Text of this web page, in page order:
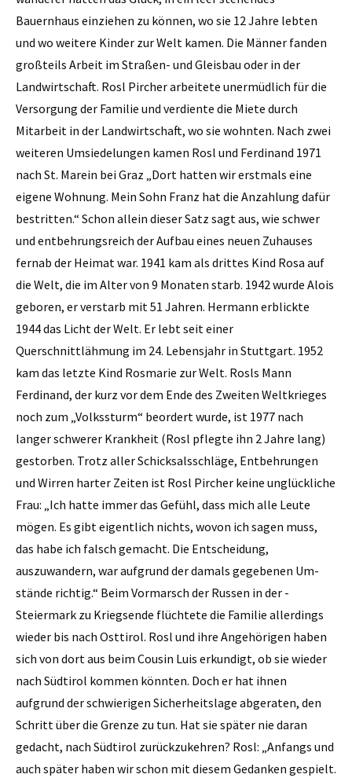
Bauernhaus einziehen zu können, wo sie 12 Jahre lebten
und wo weitere Kinder zur Welt kamen. Die Männer fanden
großteils Arbeit im Straßen- und Gleisbau oder in der
Landwirtschaft. Rosl Pircher arbeitete unermüdlich für die
Versorgung der Familie und verdiente die ­Miete durch
Mitarbeit in der Landwirtschaft, wo sie wohnten. Nach zwei
weiteren Umsiedel­ungen kamen Rosl und ­Ferdinand 1971
nach St. ­Marein bei Graz „Dort hatten wir erstmals eine
eigene Wohn­ung. Mein Sohn Franz hat die Anzahlung dafür
bestritten.“ Schon allein dieser Satz sagt aus, wie schwer
und entbehrungsreich der Aufbau eines neuen Zuhauses
fernab der Heimat war. 1941 kam als drittes Kind Rosa auf
die Welt, die im Alter von 9 Monaten starb. 1942 wurde Alois
geboren, er verstarb mit 51 Jahren. Hermann erblickte
1944 das Licht der Welt. Er lebt seit einer
Querschnittlähmung im 24. Lebensjahr in ­Stuttgart. 1952
kam das letzte Kind ­Rosmarie zur Welt. Rosls Mann
Ferdinand, der kurz vor dem Ende des ­Zweiten Weltkrieges
noch zum „Volkssturm“ beordert wurde, ist 1977 nach
langer schwerer Krankheit (Rosl pflegte ihn 2 Jahre lang)
gestorben. Trotz aller Schicksalsschläge, Entbehrungen
und Wirren harter Zeiten ist Rosl Pircher keine unglückliche
Frau: „Ich hatte immer das Gefühl, dass mich alle Leute
mögen. Es gibt eigentlich nichts, wovon ich ­sagen muss,
das habe ich falsch gemacht. Die Entscheid­ung,
auszuwandern, war aufgrund der damals gegebenen Um­
stände richtig.“ Beim Vormarsch der Russen in der ­
Steiermark zu Kriegsende flüchtete die Familie allerdings
wieder bis nach Osttirol. Rosl und ihre Angehörigen ­haben
sich von dort aus beim ­Cousin Luis erkundigt, ob sie wieder
nach Südtirol kommen könnten. Doch er hat ihnen
aufgrund der schwierigen Sicher­heitslage abgeraten, den
Schritt über die Grenze zu tun. Hat sie später nie daran
gedacht, nach Südtirol zurückzukehren? Rosl: „Anfangs und
auch später haben wir schon mit diesem Gedanken ge­spielt.